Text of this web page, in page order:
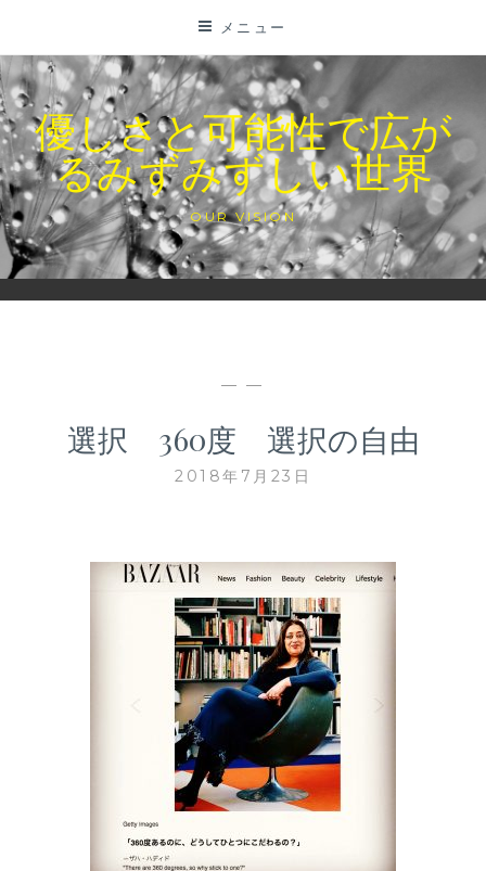
テ
ン
ツ
に
ス
キ
ッ
プ
メニュー
優しさと可能性で広が
るみずみずしい世界
OUR VISION
— —
選択 360度 選択の自由
2018年7月23日